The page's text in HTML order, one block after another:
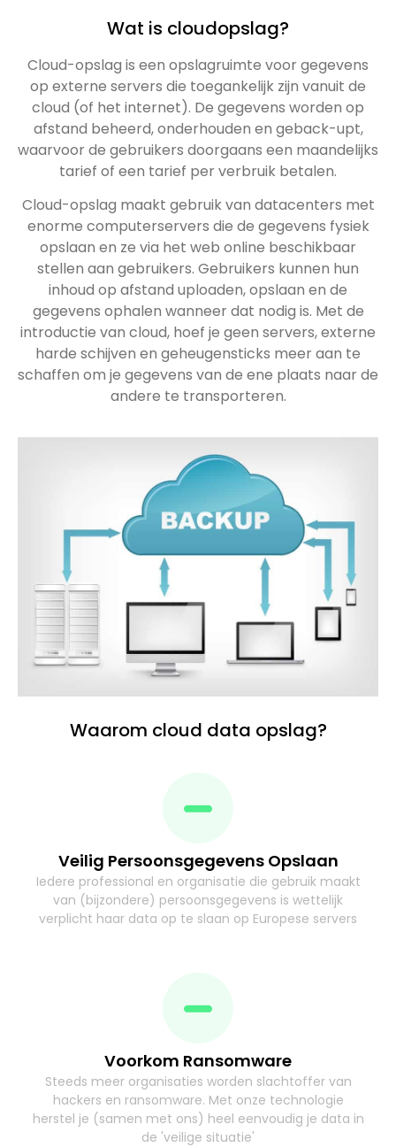
Wat is cloudopslag?
Cloud-opslag is een opslagruimte voor gegevens
op externe servers die toegankelijk zijn vanuit de
cloud (of het internet). De gegevens worden op
afstand beheerd, onderhouden en geback-upt,
waarvoor de gebruikers doorgaans een maandelijks
tarief of een tarief per verbruik betalen.
Cloud-opslag maakt gebruik van datacenters met
enorme computerservers die de gegevens fysiek
opslaan en ze via het web online beschikbaar
stellen aan gebruikers. Gebruikers kunnen hun
inhoud op afstand uploaden, opslaan en de
gegevens ophalen wanneer dat nodig is. Met de
introductie van cloud, hoef je geen servers, externe
harde schijven en geheugensticks meer aan te
schaffen om je gegevens van de ene plaats naar de
andere te transporteren.
Waarom cloud data opslag?
Veilig Persoonsgegevens Opslaan
Iedere professional en organisatie die gebruik maakt
van (bijzondere) persoonsgegevens is wettelijk
verplicht haar data op te slaan op Europese servers
Voorkom Ransomware
Steeds meer organisaties worden slachtoffer van
hackers en ransomware. Met onze technologie
herstel je (samen met ons) heel eenvoudig je data in
de 'veilige situatie'